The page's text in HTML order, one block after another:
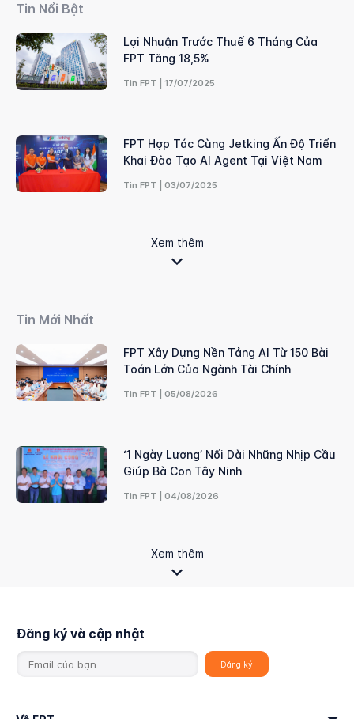
Tin Nổi Bật
Lợi Nhuận Trước Thuế 6 Tháng Của
FPT Tăng 18,5%
Tin FPT | 17/07/2025
FPT Hợp Tác Cùng Jetking Ấn Độ Triển
Khai Đào Tạo AI Agent Tại Việt Nam
Tin FPT | 03/07/2025
Xem thêm
Tin Mới Nhất
FPT Xây Dựng Nền Tảng AI Từ 150 Bài
Toán Lớn Của Ngành Tài Chính
Tin FPT | 05/08/2026
‘1 Ngày Lương’ Nối Dài Những Nhịp Cầu
Giúp Bà Con Tây Ninh
Tin FPT | 04/08/2026
Xem thêm
Đăng ký và cập nhật